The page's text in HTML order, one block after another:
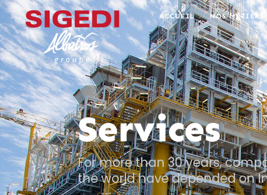
ACCUEIL NOS MÉTIERS
Services
For more than 30 years,
the world have depended on